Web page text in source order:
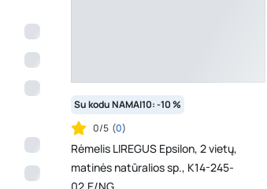
Su kodu NAMAI10: -10 %
0/5 (0)
Rėmelis LIREGUS Epsilon, 2 vietų,
matinės natūralios sp., K14-245-